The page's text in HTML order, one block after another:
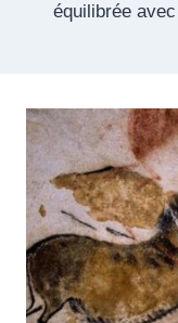
équilibrée